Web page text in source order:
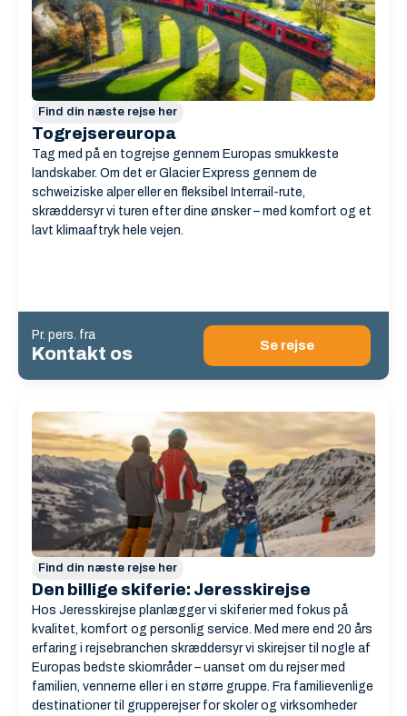
Find din næste rejse her
Togrejsereuropa
Tag med på en togrejse gennem Europas smukkeste
landskaber. Om det er Glacier Express gennem de
schweiziske alper eller en fleksibel Interrail-rute,
skræddersyr vi turen efter dine ønsker – med komfort og et
lavt klimaaftryk hele vejen.
Pr. pers. fra
Kontakt os Se rejse
Find din næste rejse her
Den billige skiferie: Jeresskirejse
Hos Jeresskirejse planlægger vi skiferier med fokus på
kvalitet, komfort og personlig service. Med mere end 20 års
erfaring i rejsebranchen skræddersyr vi skirejser til nogle af
Europas bedste skiområder – uanset om du rejser med
familien, vennerne eller i en større gruppe. Fra familievenlige
destinationer til grupperejser for skoler og virksomheder